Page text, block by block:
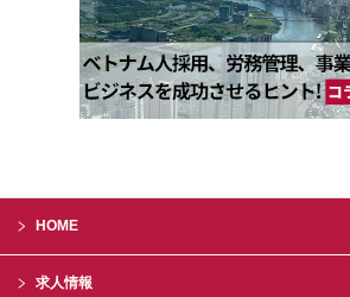
HOME
求人情報